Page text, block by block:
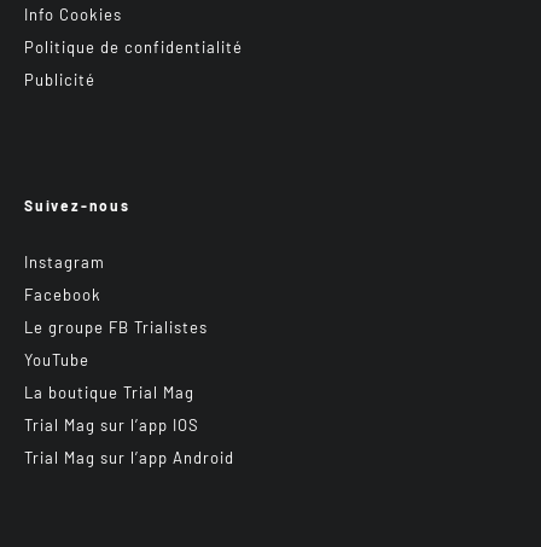
Info Cookies
Politique de confidentialité
Publicité
Suivez-nous
Instagram
Facebook
Le groupe FB Trialistes
YouTube
La boutique Trial Mag
Trial Mag sur l’app IOS
Trial Mag sur l’app Android